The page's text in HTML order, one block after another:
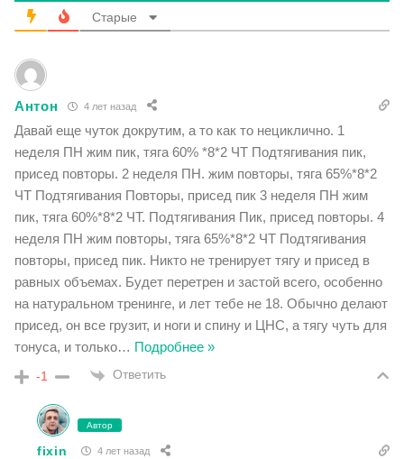
Старые
Антон 4 лет назад
Давай еще чуток докрутим, а то как то нециклично. 1
неделя ПН жим пик, тяга 60% *8*2 ЧТ Подтягивания пик,
присед повторы. 2 неделя ПН. жим повторы, тяга 65%*8*2
ЧТ Подтягивания Повторы, присед пик 3 неделя ПН жим
пик, тяга 60%*8*2 ЧТ. Подтягивания Пик, присед повторы. 4
неделя ПН жим повторы, тяга 65%*8*2 ЧТ Подтягивания
повторы, присед пик. Никто не тренирует тягу и присед в
равных объемах. Будет перетрен и застой всего, особенно
на натуральном тренинге, и лет тебе не 18. Обычно делают
присед, он все грузит, и ноги и спину и ЦНС, а тягу чуть для
тонуса, и только… Подробнее »
-1 Ответить
Автор
fixin 4 лет назад